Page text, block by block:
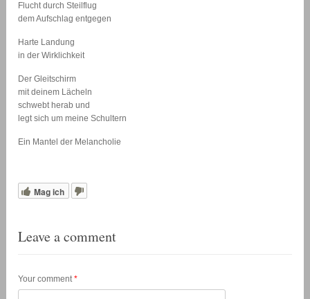
Flucht durch Steilflug
dem Aufschlag entgegen
Harte Landung
in der Wirklichkeit
Der Gleitschirm
mit deinem Lächeln
schwebt herab und
legt sich um meine Schultern
Ein Mantel der Melancholie
Mag ich
Leave a comment
Your comment*